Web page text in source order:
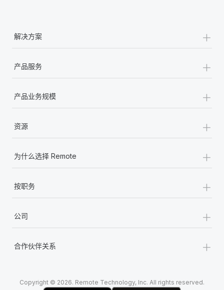
解决方案 +
产品服务 +
产品业务规模 +
资源 +
为什么选择 Remote +
按职务 +
公司 +
合作伙伴关系 +
Copyright © 2026. Remote Technology, Inc. All rights reserved.